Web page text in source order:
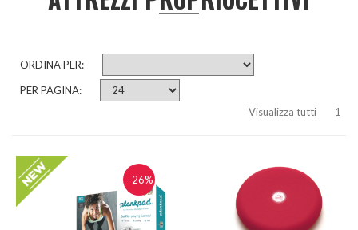
ORDINA PER:
PER PAGINA:
Visualizza tutti
1
−26%